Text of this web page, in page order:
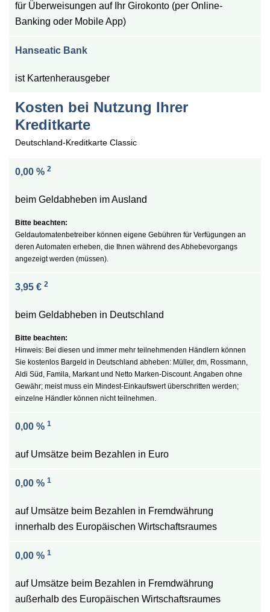
für Überweisungen auf Ihr Girokonto (per Online-
Banking oder Mobile App)
Hanseatic Bank
ist Kartenherausgeber
Kosten bei Nutzung Ihrer
Kreditkarte
Deutschland-Kreditkarte Classic
0,00 % 2
beim Geldabheben im Ausland
Geldautomatenbetreiber können eigene Gebühren für Verfügungen an
deren Automaten erheben, die Ihnen während des Abhebevorgangs
angezeigt werden (müssen).
3,95 € 2
beim Geldabheben in Deutschland
Hinweis: Bei diesen und immer mehr teilnehmenden Händlern können
Sie kostenlos Bargeld in Deutschland abheben: Müller, dm, Rossmann,
Aldi Süd, Famila, Markant und Netto Marken-Discount. Angaben ohne
Gewähr; meist muss ein Mindest-Einkaufswert überschritten werden;
einzelne Händler können nicht teilnehmen.
0,00 % 1
auf Umsätze beim Bezahlen in Euro
0,00 % 1
auf Umsätze beim Bezahlen in Fremdwährung
innerhalb des Europäischen Wirtschaftsraumes
0,00 % 1
auf Umsätze beim Bezahlen in Fremdwährung
außerhalb des Europäischen Wirtschaftsraumes